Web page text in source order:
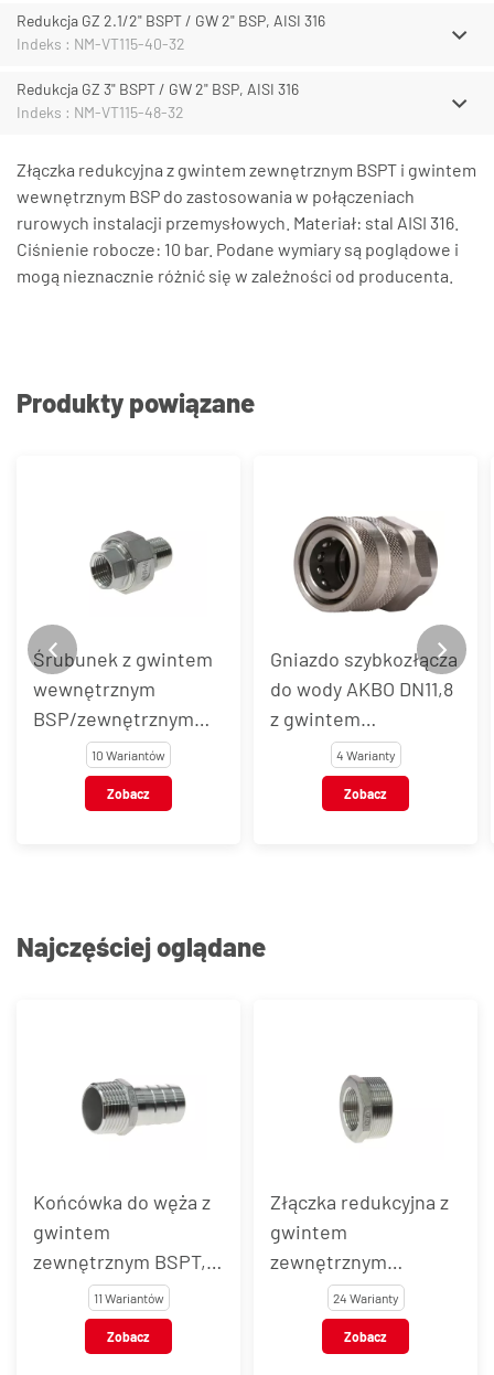
Redukcja GZ 2.1/2" BSPT / GW 2" BSP, AISI 316
Indeks : NM-VT115-40-32
Redukcja GZ 3" BSPT / GW 2" BSP, AISI 316
Indeks : NM-VT115-48-32
Złączka redukcyjna z gwintem zewnętrznym BSPT i gwintem
wewnętrznym BSP do zastosowania w połączeniach
rurowych instalacji przemysłowych. Materiał: stal AISI 316.
Ciśnienie robocze: 10 bar. Podane wymiary są poglądowe i
mogą nieznacznie różnić się w zależności od producenta.
Produkty powiązane
Śrubunek z gwintem
wewnętrznym
BSP/zewnętrznym
BSPT, stal
nierdzewna, typ
10 Wariantów
Zobacz
Gniazdo szybkozłącza
do wody AKBO DN11,8
z gwintem
wewnętrznym, stal
nierdzewna AISI 303 /
4 Warianty
Zobacz
Najczęściej oglądane
Końcówka do węża z
gwintem
zewnętrznym BSPT,
stal nierdzewna, typ
11 Wariantów
Zobacz
Złączka redukcyjna z
gwintem
zewnętrznym
BSPT/wewnętrznym
BSP, stal nierdzewna,
typ VT115
24 Warianty
Zobacz